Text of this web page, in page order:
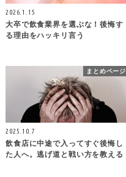
2026.1.15
大卒で飲食業界を選ぶな！後悔す
る理由をハッキリ言う
まとめページ
2025.10.7
飲食店に中途で入ってすぐ後悔し
た人へ。逃げ道と戦い方を教える